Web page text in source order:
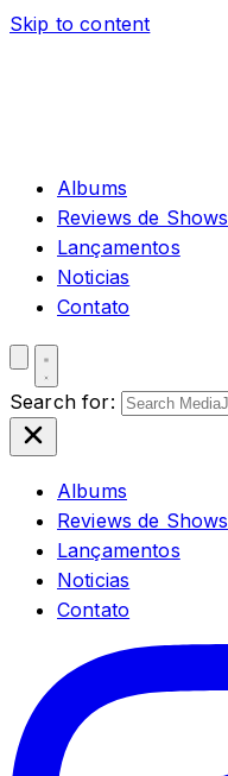
Skip to content
Albums
Reviews de Shows
Lançamentos
Noticias
Contato
Search for:
Albums
Reviews de Shows
Lançamentos
Noticias
Contato